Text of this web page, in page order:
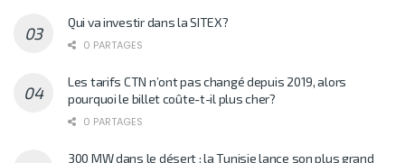
Qui va investir dans la SITEX?
0 PARTAGES
Les tarifs CTN n’ont pas changé depuis 2019, alors
pourquoi le billet coûte-t-il plus cher?
0 PARTAGES
300 MW dans le désert : la Tunisie lance son plus grand